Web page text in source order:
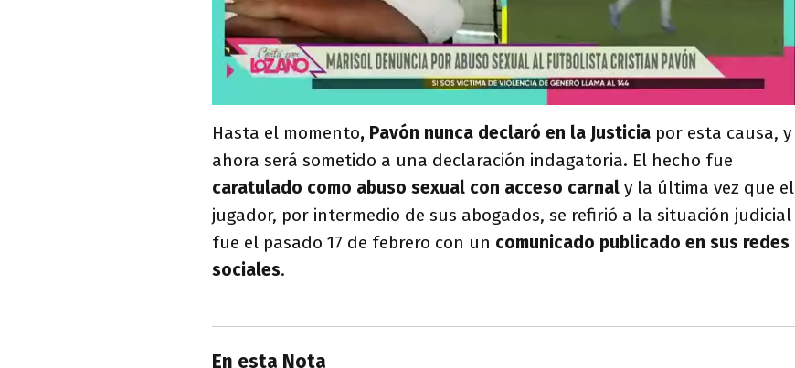
Hasta el momento, Pavón nunca declaró en la Justicia por esta causa, y
ahora será sometido a una declaración indagatoria. El hecho fue
caratulado como abuso sexual con acceso carnal y la última vez que el
jugador, por intermedio de sus abogados, se refirió a la situación judicial
fue el pasado 17 de febrero con un comunicado publicado en sus redes
sociales.
En esta Nota